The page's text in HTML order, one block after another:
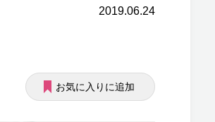
2019.06.24
お気に入りに追加